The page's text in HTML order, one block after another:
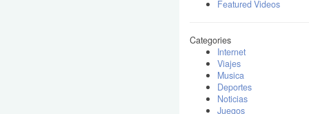
Featured Videos
Categories
Internet
Viajes
Musica
Deportes
Noticias
Juegos